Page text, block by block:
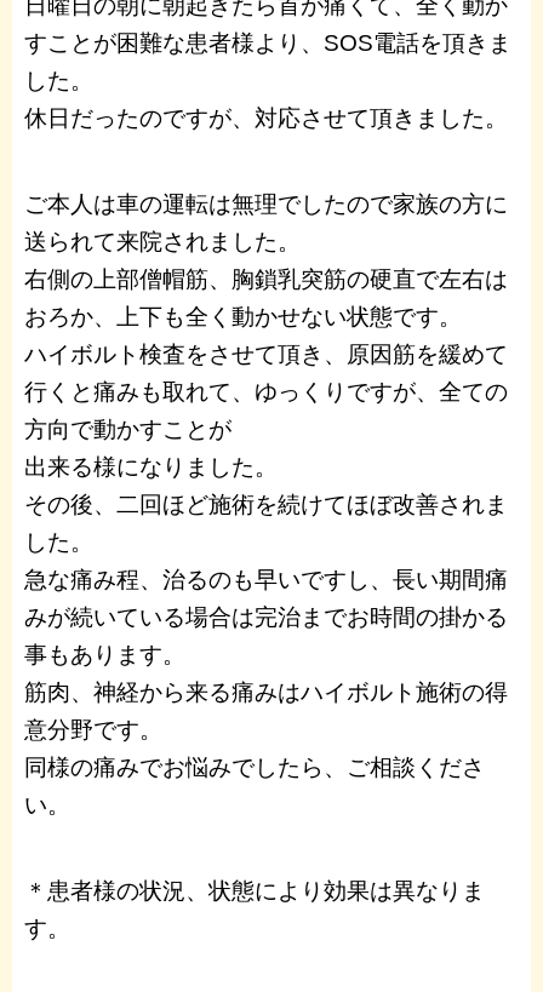
日曜日の朝に朝起きたら首が痛くて、全く動か
すことが困難な患者様より、SOS電話を頂きま
した。
休日だったのですが、対応させて頂きました。
ご本人は車の運転は無理でしたので家族の方に
送られて来院されました。
右側の上部僧帽筋、胸鎖乳突筋の硬直で左右は
おろか、上下も全く動かせない状態です。
ハイボルト検査をさせて頂き、原因筋を緩めて
行くと痛みも取れて、ゆっくりですが、全ての
方向で動かすことが
出来る様になりました。
その後、二回ほど施術を続けてほぼ改善されま
した。
急な痛み程、治るのも早いですし、長い期間痛
みが続いている場合は完治までお時間の掛かる
事もあります。
筋肉、神経から来る痛みはハイボルト施術の得
意分野です。
同様の痛みでお悩みでしたら、ご相談くださ
い。
＊患者様の状況、状態により効果は異なりま
す。